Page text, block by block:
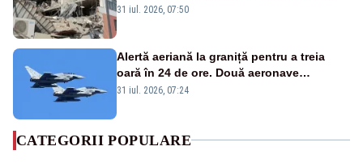
31 iul. 2026, 07:50
Alertă aeriană la graniță pentru a treia
oară în 24 de ore. Două aeronave
Eurofighter britanice au fost ridicate de la
31 iul. 2026, 07:24
CATEGORII POPULARE